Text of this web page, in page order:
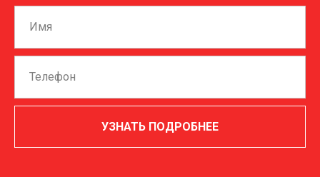
УЗНАТЬ ПОДРОБНЕЕ